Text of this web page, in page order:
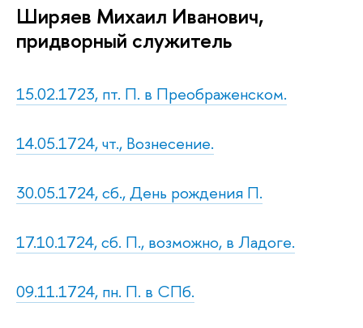
Ширяев Михаил Иванович,
придворный служитель
15.02.1723, пт. П. в Преображенском.
14.05.1724, чт., Вознесение.
30.05.1724, сб., День рождения П.
17.10.1724, сб. П., возможно, в Ладоге.
09.11.1724, пн. П. в СПб.